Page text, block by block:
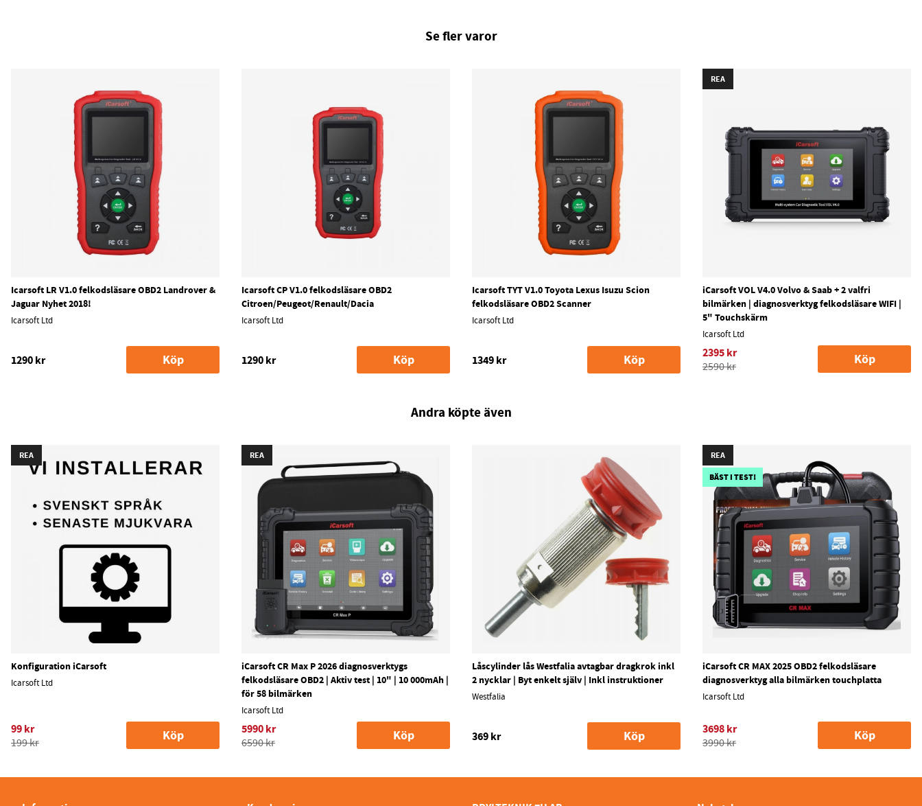
Se fler varor
Icarsoft LR V1.0 felkodsläsare OBD2 Landrover &
Jaguar Nyhet 2018!
Icarsoft Ltd
1290 kr Köp
Icarsoft CP V1.0 felkodsläsare OBD2
Citroen/Peugeot/Renault/Dacia
Icarsoft Ltd
1290 kr Köp
Icarsoft TYT V1.0 Toyota Lexus Isuzu Scion
felkodsläsare OBD2 Scanner
Icarsoft Ltd
1349 kr Köp
REA
iCarsoft VOL V4.0 Volvo & Saab + 2 valfri
bilmärken | diagnosverktyg felkodsläsare WIFI |
5" Touchskärm
Icarsoft Ltd
2395 kr
2590 kr Köp
Andra köpte även
REA
Konfiguration iCarsoft
Icarsoft Ltd
99 kr
199 kr Köp
REA
iCarsoft CR Max P 2026 diagnosverktygs
felkodsläsare OBD2 | Aktiv test | 10" | 10 000mAh |
för 58 bilmärken
Icarsoft Ltd
5990 kr
6590 kr Köp
Låscylinder lås Westfalia avtagbar dragkrok inkl
2 nycklar | Byt enkelt själv | Inkl instruktioner
Westfalia
369 kr Köp
REA
BÄST I TEST!
iCarsoft CR MAX 2025 OBD2 felkodsläsare
diagnosverktyg alla bilmärken touchplatta
Icarsoft Ltd
3698 kr
3990 kr Köp